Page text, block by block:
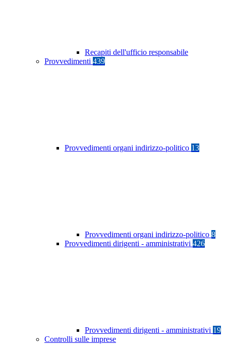
Recapiti dell'ufficio responsabile
Provvedimenti 439
Provvedimenti organi indirizzo-politico 13
Provvedimenti organi indirizzo-politico 8
Provvedimenti dirigenti - amministrativi 426
Provvedimenti dirigenti - amministrativi 19
Controlli sulle imprese